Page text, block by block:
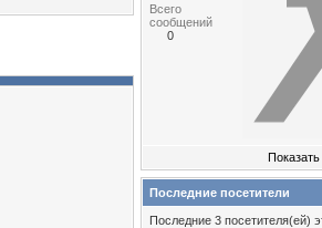
Всего
сообщений
0
Последние посетители
Последние 3 посетителя(ей)